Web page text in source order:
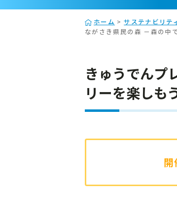
ホーム >サステナビリテ
ながさき県民の森 －森の中
きゅうでんプ
リーを楽しも
開